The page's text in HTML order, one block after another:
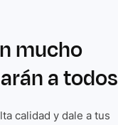
mucho
a todos
calidad y dale a tus